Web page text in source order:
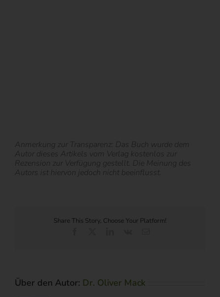
Anmerkung zur Transparenz: Das Buch wurde dem
Autor dieses Artikels vom Verlag kostenlos zur
Rezension zur Verfügung gestellt. Die Meinung des
Autors ist hiervon jedoch nicht beeinflusst.
Share This Story, Choose Your Platform!
Über den Autor: Dr. Oliver Mack